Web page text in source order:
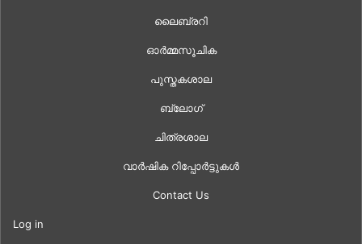
ലൈബ്രറി
ഓർമ്മസൂചിക
പുസ്തകശാല
ബ്ലോഗ്
ചിത്രശാല
വാർഷിക റിപ്പോർട്ടുകൾ
Contact Us
Log in